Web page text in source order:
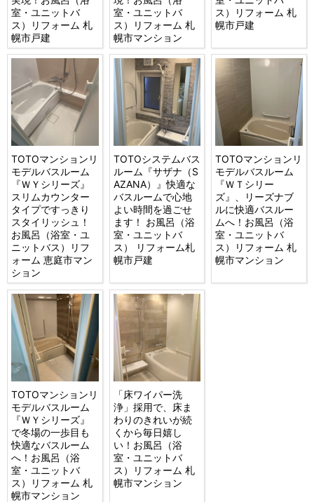
室・ユニットバ
ス）リフォーム 札
幌市戸建
室・ユニットバ
ス）リフォーム 札
幌市マンション
ス）リフォーム 札
幌市戸建
TOTOマンションリ
モデルバスルーム
『ＷＹシリーズ』
スリムカウンター
タイプですっきり
スタイリッシュ！
お風呂（浴室・ユ
ニットバス）リフ
ォーム 恵庭市マン
ション
TOTOシステムバス
ルーム『サザナ（S
AZANA）』快適な
バスルームで心地
よい時間を過ごせ
ます！ お風呂（浴
室・ユニットバ
ス） リフォーム札
幌市戸建
TOTOマンションリ
モデルバスルーム
『ＷＴシリー
ズ』、リーズナブ
ルに快適バスルー
ムへ！お風呂（浴
室・ユニットバ
ス）リフォーム 札
幌市マンション
TOTOマンションリ
モデルバスルーム
『ＷＹシリーズ』
で冬場の一歩目も
快適なバスルーム
へ！お風呂（浴
室・ユニットバ
ス）リフォーム 札
幌市マンション
「床ワイパー洗
浄」採用で、床ま
わりのきれいが続
くから毎日嬉し
い！お風呂（浴
室・ユニットバ
ス）リフォーム 札
幌市マンション